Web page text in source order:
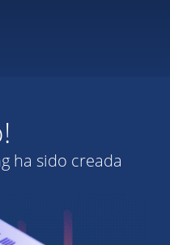
ha sido creada